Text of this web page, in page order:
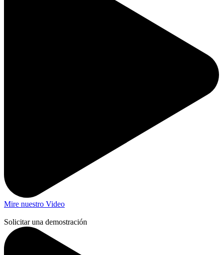
Mire nuestro Video
Solicitar una demostración